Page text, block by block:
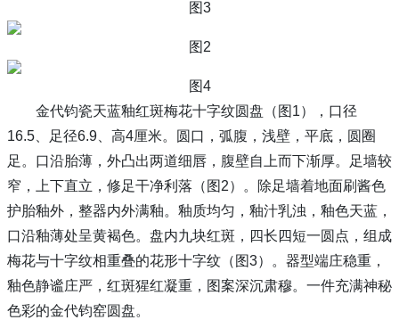
图3
图2
图4
金代钧瓷天蓝釉红斑梅花十字纹圆盘（图1），口径
16.5、足径6.9、高4厘米。圆口，弧腹，浅壁，平底，圆圈
足。口沿胎薄，外凸出两道细唇，腹壁自上而下渐厚。足墙较
窄，上下直立，修足干净利落（图2）。除足墙着地面刷酱色
护胎釉外，整器内外满釉。釉质均匀，釉汁乳浊，釉色天蓝，
口沿釉薄处呈黄褐色。盘内九块红斑，四长四短一圆点，组成
梅花与十字纹相重叠的花形十字纹（图3）。器型端庄稳重，
釉色静谧庄严，红斑猩红凝重，图案深沉肃穆。一件充满神秘
色彩的金代钧窑圆盘。